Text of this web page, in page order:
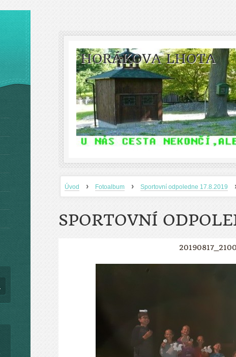
HORÁKOVA LHOTA
Úvod › Fotoalbum › Sportovní odpoledne 17.8.2019
SPORTOVNÍ